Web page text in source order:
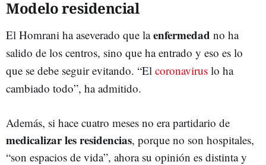
Modelo residencial
El Homrani ha aseverado que laenfermedad no ha
salido de los centros, sino que ha entrado y eso es lo
que se debe seguir evitando. “El coronavirus lo ha
cambiado todo”, ha admitido.
Además, si hace cuatro meses no era partidario de
medicalizar les residencias, porque no son hospitales,
“son espacios de vida”, ahora su opinión es distinta y